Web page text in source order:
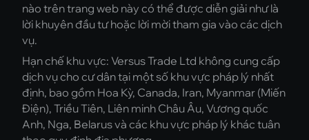
nào trên trang web này có thể được diễn giải như là
lời khuyên đầu tư hoặc lời mời tham gia vào các dịch
vụ.
Hạn chế khu vực: Versus Trade Ltd không cung cấp
dịch vụ cho cư dân tại một số khu vực pháp lý nhất
định, bao gồm Hoa Kỳ, Canada, Iran, Myanmar (Miến
Điện), Triều Tiên, Liên minh Châu Âu, Vương quốc
Anh, Nga, Belarus và các khu vực pháp lý khác tuân